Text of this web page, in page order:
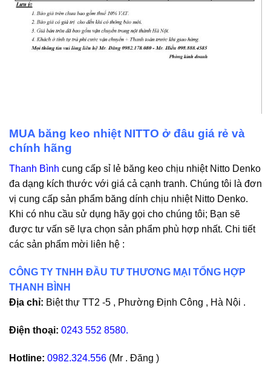
MUA băng keo nhiệt NITTO ở đâu giá rẻ và
chính hãng
Thanh Bình cung cấp sỉ lẻ băng keo chịu nhiệt Nitto Denko
đa dạng kích thước với giá cả cạnh tranh. Chúng tôi là đơn
vị cung cấp sản phẩm băng dính chịu nhiệt Nitto Denko.
Khi có nhu cầu sử dụng hãy gọi cho chúng tôi; Bạn sẽ
được tư vấn sẽ lựa chọn sản phẩm phù hợp nhất. Chi tiết
các sản phẩm mời liên hệ :
CÔNG TY TNHH ĐẦU TƯ THƯƠNG MẠI TỔNG HỢP
THANH BÌNH
Địa chỉ: Biệt thự TT2 -5 , Phường Định Công , Hà Nội .
Điện thoại: 0243 552 8580.
Hotline: 0982.324.556 (Mr . Đăng )